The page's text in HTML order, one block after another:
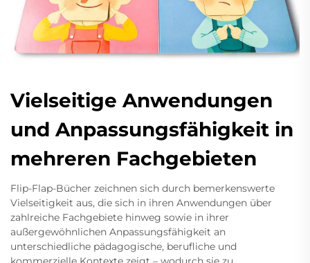
Vielseitige Anwendungen
und Anpassungsfähigkeit in
mehreren Fachgebieten
Flip-Flap-Bücher zeichnen sich durch bemerkenswerte
Vielseitigkeit aus, die sich in ihren Anwendungen über
zahlreiche Fachgebiete hinweg sowie in ihrer
außergewöhnlichen Anpassungsfähigkeit an
unterschiedliche pädagogische, berufliche und